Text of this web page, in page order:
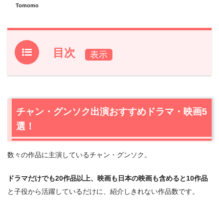
Tomomo
目次
1.チャン・グンソク出演おすすめドラマ・映画5選！
1.3 『テバク～運命の瞬間～』
1.5『きみはペット』
2.
チャン・グンソク出演おすすめドラマ・映画5
選！
数々の作品に主演しているチャン・グンソク。
ドラマだけでも20作品以上、映画も日本の映画も含めると10作品
と子役から活躍しているだけに、紹介しきれない作品数です。